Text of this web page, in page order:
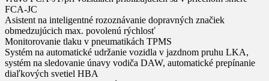
FCA-JC
Asistent na inteligentné rozoznávanie dopravných značiek
obmedzujúcich max. povolenú rýchlosť
Monitorovanie tlaku v pneumatikách TPMS
Systém na automatické udržanie vozidla v jazdnom pruhu LKA,
systém na sledovanie únavy vodiča DAW, automatické prepínanie
diaľkových svetiel HBA